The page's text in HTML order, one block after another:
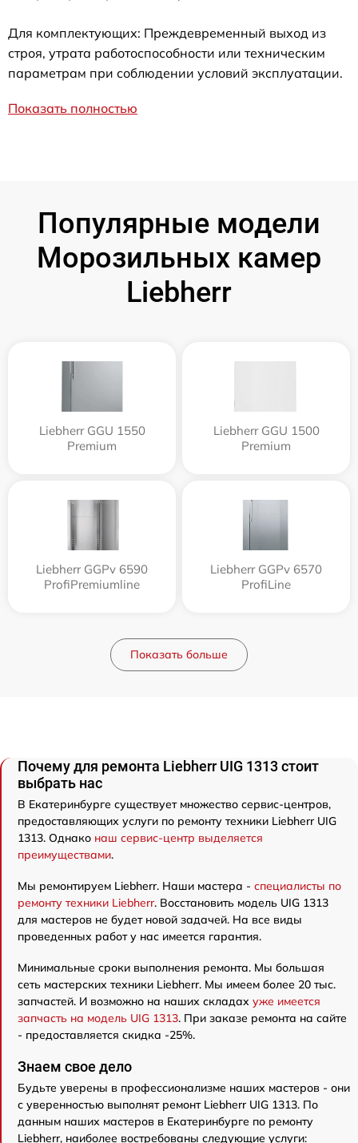
Для комплектующих: Преждевременный выход из
строя, утрата работоспособности или техническим
параметрам при соблюдении условий эксплуатации.
Показать полностью
Популярные модели
Морозильных камер
Liebherr
Liebherr GGU 1550
Premium
Liebherr GGU 1500
Premium
Liebherr GGPv 6590
ProfiPremiumline
Liebherr GGPv 6570
ProfiLine
Показать больше
Почему для ремонта Liebherr UIG 1313 стоит
выбрать нас
В Екатеринбурге существует множество сервис-центров,
предоставляющих услуги по ремонту техники Liebherr UIG
1313. Однако наш сервис-центр выделяется
преимуществами.
Мы ремонтируем Liebherr. Наши мастера - специалисты по
ремонту техники Liebherr. Восстановить модель UIG 1313
для мастеров не будет новой задачей. На все виды
проведенных работ у нас имеется гарантия.
Минимальные сроки выполнения ремонта. Мы большая
сеть мастерских техники Liebherr. Мы имеем более 20 тыс.
запчастей. И возможно на наших складах уже имеется
запчасть на модель UIG 1313. При заказе ремонта на сайте
- предоставляется скидка -25%.
Знаем свое дело
Будьте уверены в профессионализме наших мастеров - они
с уверенностью выполнят ремонт Liebherr UIG 1313. По
данным наших мастеров в Екатеринбурге по ремонту
Liebherr, наиболее востребованы следующие услуги: